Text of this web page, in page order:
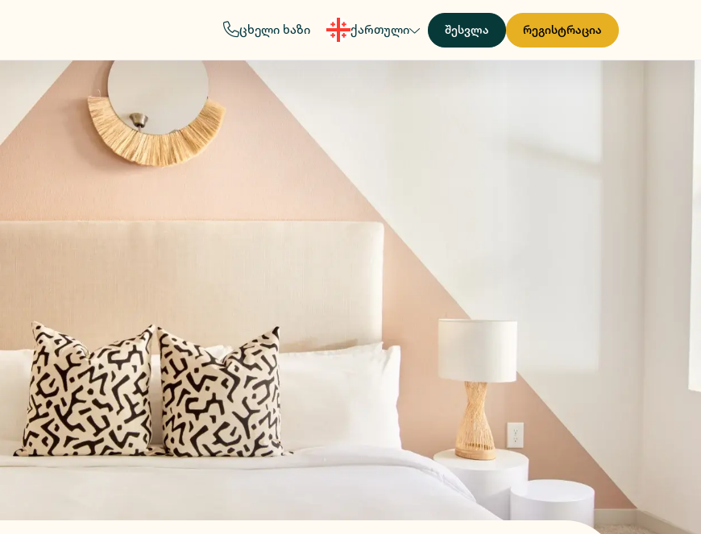
ცხელი ხაზი ქართული შესვლა რეგისტრაცია